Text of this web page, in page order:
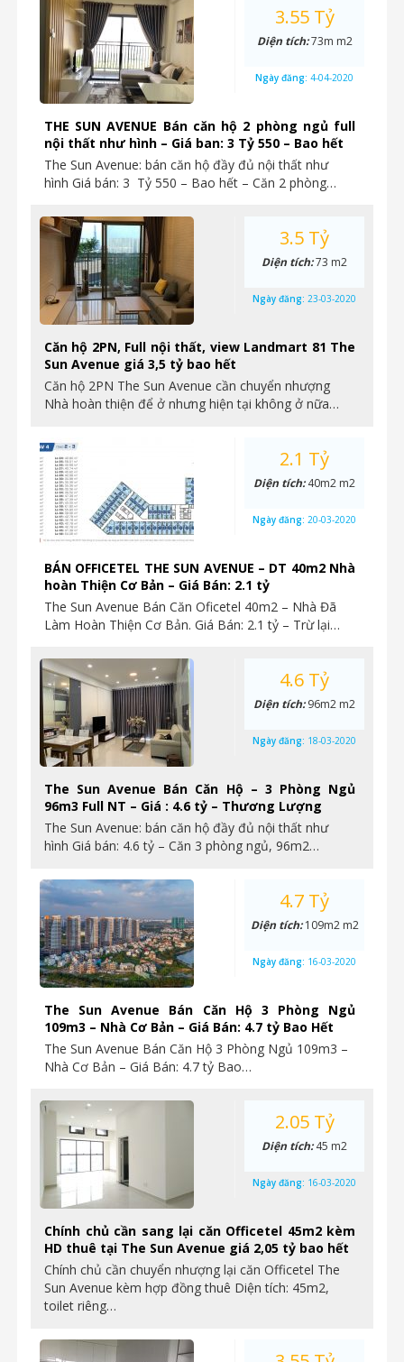
THE SUN AVENUE Bán căn hộ 2 phòng ngủ full
nội thất như hình – Giá ban: 3 Tỷ 550 – Bao hết
The Sun Avenue: bán căn hộ đầy đủ nội thất như
hình Giá bán: 3 Tỷ 550 – Bao hết – Căn 2 phòng…
3.55 Tỷ
Diện tích:73m m2
Ngày đăng: 4-04-2020
Căn hộ 2PN, Full nội thất, view Landmart 81 The
Sun Avenue giá 3,5 tỷ bao hết
Căn hộ 2PN The Sun Avenue cần chuyển nhượng
Nhà hoàn thiện để ở nhưng hiện tại không ở nữa…
3.5 Tỷ
Diện tích:73 m2
Ngày đăng: 23-03-2020
BÁN OFFICETEL THE SUN AVENUE – DT 40m2 Nhà
hoàn Thiện Cơ Bản – Giá Bán: 2.1 tỷ
The Sun Avenue Bán Căn Oficetel 40m2 – Nhà Đã
Làm Hoàn Thiện Cơ Bản. Giá Bán: 2.1 tỷ – Trừ lại…
2.1 Tỷ
Diện tích:40m2 m2
Ngày đăng: 20-03-2020
The Sun Avenue Bán Căn Hộ – 3 Phòng Ngủ
96m3 Full NT – Giá : 4.6 tỷ – Thương Lượng
The Sun Avenue: bán căn hộ đầy đủ nội thất như
hình Giá bán: 4.6 tỷ – Căn 3 phòng ngủ, 96m2…
4.6 Tỷ
Diện tích:96m2 m2
Ngày đăng: 18-03-2020
The Sun Avenue Bán Căn Hộ 3 Phòng Ngủ
109m3 – Nhà Cơ Bản – Giá Bán: 4.7 tỷ Bao Hết
The Sun Avenue Bán Căn Hộ 3 Phòng Ngủ 109m3 –
Nhà Cơ Bản – Giá Bán: 4.7 tỷ Bao…
4.7 Tỷ
Diện tích:109m2 m2
Ngày đăng: 16-03-2020
Chính chủ cần sang lại căn Officetel 45m2 kèm
HD thuê tại The Sun Avenue giá 2,05 tỷ bao hết
Chính chủ cần chuyển nhượng lại căn Officetel The
Sun Avenue kèm hợp đồng thuê Diện tích: 45m2,
toilet riêng…
2.05 Tỷ
Diện tích:45 m2
Ngày đăng: 16-03-2020